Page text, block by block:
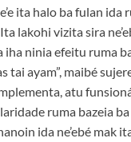
ita halo ba fulan ida
lakohi vizita sira
iha ninia efeitu ruma
tai ayam”, maibé
atu
ruma bazeia ba
ida ne’ebé mak